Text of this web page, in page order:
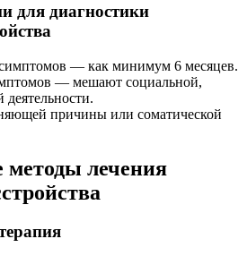
для диагностики
— как минимум 6 месяцев.
— мешают социальной,
причины или соматической
методы лечения